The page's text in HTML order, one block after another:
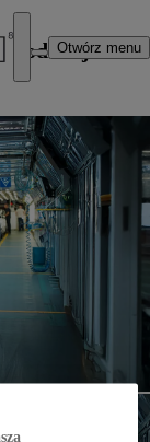
Otwórz menu
produkcja